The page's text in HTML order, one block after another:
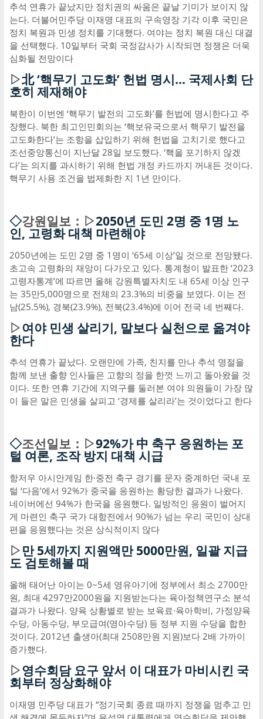
추석 연휴가 끝났지만 정치권의 싸움은 끝날 기미가 보이지 않
는다. 더불어민주당 이재명 대표의 구속영장 기각 이후 국민은
정치 복원과 민생 정치를 기대했다. 여야는 정치 복원 대신 대결
을 선택했다. 10일부터 국회 국정감사가 시작되면 정쟁은 더욱
심화될 전망이다
▷北 ‘핵무기 고도화’ 헌법 명시… 국제사회 단
호히 제재해야
북한이 이번엔 ‘핵무기 발전의 고도화’를 헌법에 명시한다고 주
장했다. 북한 최고인민회의는 ‘핵보유국으로서 핵무기 발전을
고도화한다’는 조항을 삽입하기 위해 헌법을 고치기로 했다고
조선중앙통신이 지난달 28일 보도했다. ‘핵을 포기하지 않겠
다’는 의지를 과시하기 위해 헌법 개정 카드까지 꺼내든 것이다.
핵무기 사용 조건을 법제화한 지 1년 만이다.
◇강원일보：▷2050년 도민 2명 중 1명 노
인, 고령화 대책 마련해야
2050년에는 도민 2명 중 1명이 ‘65세 이상’일 것으로 전망됐다.
초고속 고령화의 재앙이 다가오고 있다. 통계청이 발표한 ‘2023
고령자통계’에 따르면 올해 강원특별자치도 내 65세 이상 인구
는 35만5,000명으로 전체의 23.3%의 비중을 보였다. 이는 전
남(25.5%), 경북(23.9%), 전북(23.4%)에 이어 전국 네 번째다.
▷여야 민생 살리기, 말보다 실천으로 옮겨야
한다
추석 연휴가 끝났다. 오랜만에 가족, 친지를 만나 추석 명절을
함께 보낸 출향 인사들은 고향의 정을 한껏 느끼고 돌아왔을 것
이다. 또한 연휴 기간에 지역구를 둘러본 여야 의원들이 가장 많
이 들은 말은 민생을 살피고 ‘경제를 살리라’는 것이었다고 한다
◇조선일보：▷92%가 中 축구 응원하는 포
털 여론, 조작 방지 대책 시급
항저우 아시안게임 한·중전 축구 경기를 문자 중계하던 국내 포
털 ‘다음’에서 92%가 중국을 응원하는 황당한 결과가 나왔다.
네이버에선 94%가 한국을 응원했다. 일방적인 응원이 벌어지
게 마련인 축구 국가 대항전에서 90%가 넘는 우리 국민이 상대
편을 응원했다는 것은 상식적이지 않다
▷만 5세까지 지원액만 5000만원, 일괄 지급
도 검토해볼 때
올해 태어난 아이는 0~5세 영유아기에 정부에서 최소 2700만
원, 최대 4297만2000원을 지원받는다는 육아정책연구소 분석
결과가 나왔다. 양육 상황별로 받는 보육료·육아학비, 가정양육
수당, 아동수당, 부모급여(영아수당) 등 정부 지원 수당을 합한
것이다. 2012년 출생아(최대 2508만원 지원)보다 2배 가까이
증가했다.
▷영수회담 요구 앞서 이 대표가 마비시킨 국
회부터 정상화해야
이재명 민주당 대표가 “정기국회 종료 때까지 정쟁을 멈추고 민